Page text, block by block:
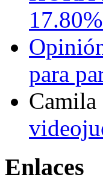
para
Camila
Enlaces